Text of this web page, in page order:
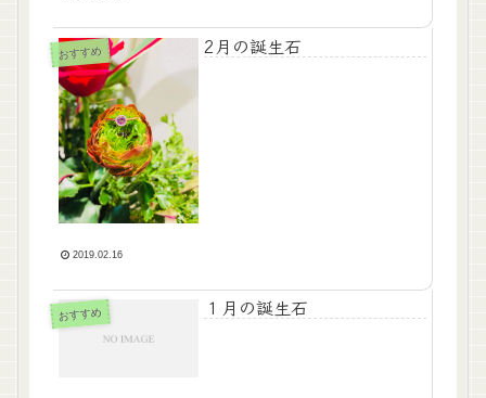
おすすめ 2月の誕生石
2019.02.16
おすすめ １月の誕生石